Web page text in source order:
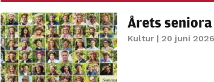
Årets
Kultur| 20 juni